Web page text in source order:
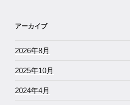
アーカイブ
2026年8月
2025年10月
2024年4月